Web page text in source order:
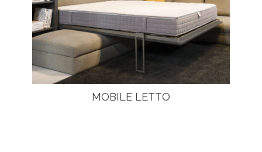
MOBILE LETTO